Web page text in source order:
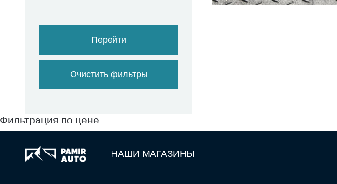
Перейти
Очистить фильтры
Фильтрация по цене
НАШИ МАГАЗИНЫ